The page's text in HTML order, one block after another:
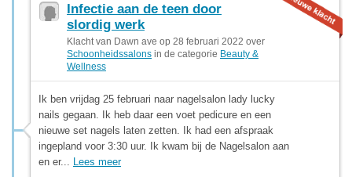
Infectie aan de teen door
slordig werk
Klacht van Dawn ave op 28 februari 2022 over
Schoonheidssalons in de categorie Beauty &
Wellness
Ik ben vrijdag 25 februari naar nagelsalon lady lucky
nails gegaan. Ik heb daar een voet pedicure en een
nieuwe set nagels laten zetten. Ik had een afspraak
ingepland voor 3:30 uur. Ik kwam bij de Nagelsalon aan
en er... Lees meer